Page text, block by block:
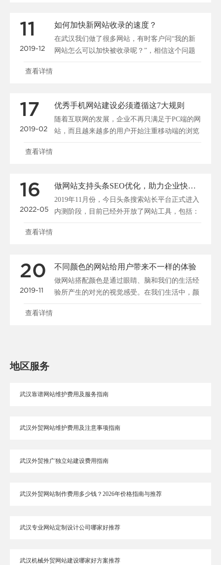
11
2019-12
如何加快新网站收录的速度？
在武汉我们做了很多网站，有时客户问“我的新
网站怎么可以加快被收录呢？”，相信这个问题
大家都很关心，所......
查看详情
17
2019-02
优秀手机网站建设必须遵循这7大规则
随着互联网的发展，企业不再只满足于PC端的网
站，而且越来越多的用户开始注重移动端的浏览
和搜索，所以说......
查看详情
16
2022-05
做网站支持头条SEO优化，助力企业快速布局移动端全网搜索
2019年11月份，今日头条搜索站长平台正式进入
内测阶段，目前已经外开放了网站工具，包括：
站点管理、......
查看详情
20
2019-11
不同颜色的网站给用户带来不一样的体验
做网站搭配颜色是通过眼睛、脑和我们的生活经
验所产生的对光的视觉感受。在我们生活中，颜
色和人的情绪是密......
查看详情
地区服务
武汉靠谱网站维护费用及服务指南
武汉外贸网站维护费用及注意事项指南
武汉外贸推广独立站建设费用指南
武汉外贸网站制作费用多少钱？2026年价格指南与推荐
武汉专业网站定制设计公司哪家好推荐
武汉机械外贸网站建设哪家好方案推荐